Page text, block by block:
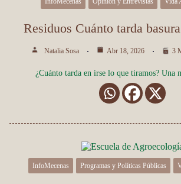
Residuos Cuánto tarda
Natalia Sosa Abr 18, 2026 3
¿Cuánto tarda en irse lo que tiramos? Una
InfoMecenas Programas y Políticas Públicas